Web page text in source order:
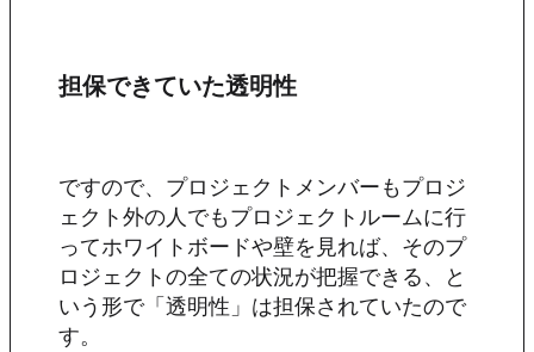
担保できていた透明性
ですので、プロジェクトメンバーもプロジ
ェクト外の人でもプロジェクトルームに行
ってホワイトボードや壁を見れば、そのプ
ロジェクトの全ての状況が把握できる、と
いう形で「透明性」は担保されていたので
す。